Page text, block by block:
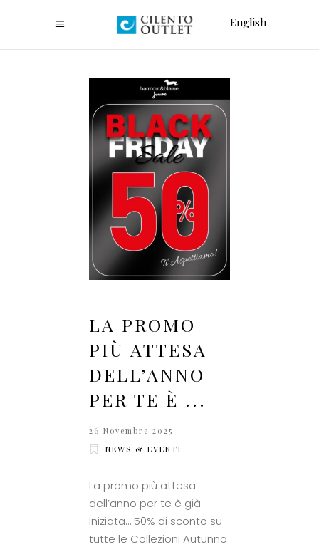
English
LA PROMO
PIÙ ATTESA
DELL’ANNO
PER TE È ...
26 Novembre 2025
NEWS & EVENTI
La promo più attesa
dell’anno per te è già
iniziata… 50% di sconto su
tutte le Collezioni Autunno